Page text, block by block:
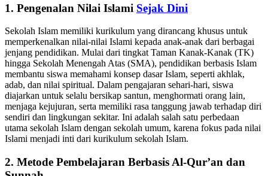
1. Pengenalan Nilai Islami Sejak Dini
Sekolah Islam memiliki kurikulum yang dirancang khusus untuk
memperkenalkan nilai-nilai Islami kepada anak-anak dari berbagai
jenjang pendidikan. Mulai dari tingkat Taman Kanak-Kanak (TK)
hingga Sekolah Menengah Atas (SMA), pendidikan berbasis Islam
membantu siswa memahami konsep dasar Islam, seperti akhlak,
adab, dan nilai spiritual. Dalam pengajaran sehari-hari, siswa
diajarkan untuk selalu bersikap santun, menghormati orang lain,
menjaga kejujuran, serta memiliki rasa tanggung jawab terhadap diri
sendiri dan lingkungan sekitar. Ini adalah salah satu perbedaan
utama sekolah Islam dengan sekolah umum, karena fokus pada nilai
Islami menjadi inti dari kurikulum sekolah Islam.
2. Metode Pembelajaran Berbasis Al-Qur’an dan